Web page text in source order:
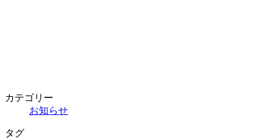
カテゴリー
お知らせ
タグ